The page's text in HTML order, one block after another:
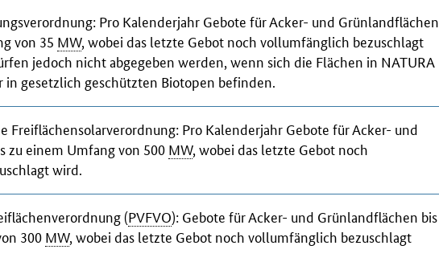
: Pro Kalenderjahr Gebote für Acker- und Grünlandflächen
von 35 MW, wobei das letzte Gebot noch vollumfänglich bezuschlagt
jedoch nicht abgegeben werden, wenn sich die Flächen in NATURA
in gesetzlich geschützten Biotopen befinden.
Freiflächensolarverordnung: Pro Kalenderjahr Gebote für Acker- und
zu einem Umfang von 500 MW, wobei das letzte Gebot noch
wird.
(PVFVO): Gebote für Acker- und Grünlandflächen bis
300 MW, wobei das letzte Gebot noch vollumfänglich bezuschlagt